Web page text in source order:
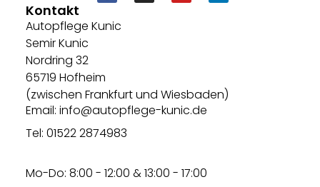
Kontakt
Autopflege Kunic
Semir Kunic
Nordring 32
65719 Hofheim
(zwischen Frankfurt und Wiesbaden)
Email: info@autopflege-kunic.de
Tel: 01522 2874983
Mo-Do: 8:00 - 12:00 & 13:00 - 17:00